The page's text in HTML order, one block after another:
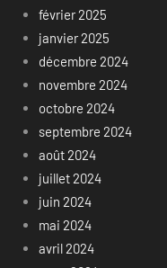
février 2025
janvier 2025
décembre 2024
novembre 2024
octobre 2024
septembre 2024
août 2024
juillet 2024
juin 2024
mai 2024
avril 2024